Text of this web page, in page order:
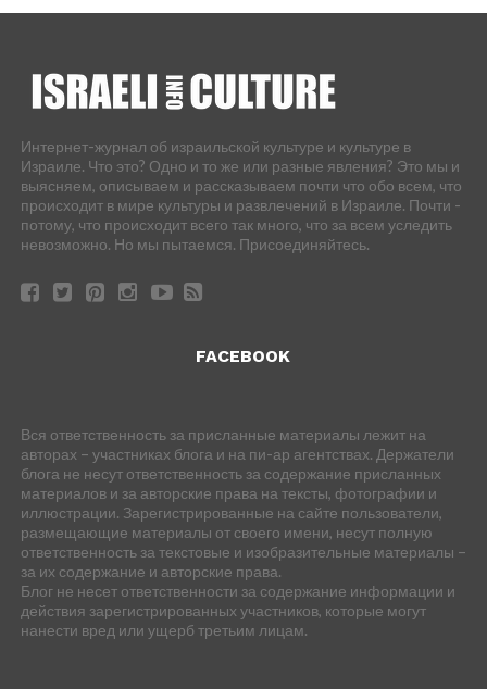
Интернет-журнал об израильской культуре и культуре в
Израиле. Что это? Одно и то же или разные явления? Это мы и
выясняем, описываем и рассказываем почти что обо всем, что
происходит в мире культуры и развлечений в Израиле. Почти -
потому, что происходит всего так много, что за всем уследить
невозможно. Но мы пытаемся. Присоединяйтесь.
FACEBOOK
Вся ответственность за присланные материалы лежит на
авторах – участниках блога и на пи-ар агентствах. Держатели
блога не несут ответственность за содержание присланных
материалов и за авторские права на тексты, фотографии и
иллюстрации. Зарегистрированные на сайте пользователи,
размещающие материалы от своего имени, несут полную
ответственность за текстовые и изобразительные материалы –
за их содержание и авторские права.
Блог не несет ответственности за содержание информации и
действия зарегистрированных участников, которые могут
нанести вред или ущерб третьим лицам.